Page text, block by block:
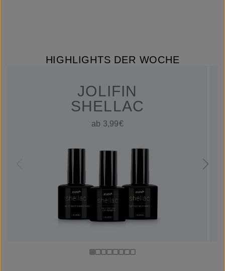
HIGHLIGHTS DER WOCHE
JOLIFIN
SHELLAC
ab 3,99€